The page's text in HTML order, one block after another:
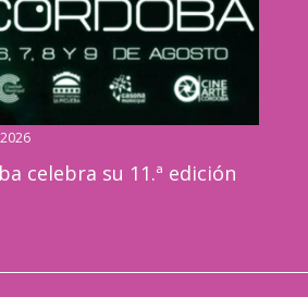
celebra su 11.ª edición